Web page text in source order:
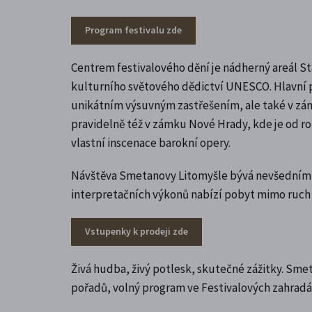
Program festivalu zde
Centrem festivalového dění je nádherný areál
kulturního světového dědictví UNESCO.
unikátním výsuvným zastřešením, ale také v
pravidelně též v zámku Nové Hrady, kde je od
vlastní inscenace barokní opery.
Návštěva Smetanovy Litomyšle bývá
interpretačních výkonů nabízí pobyt mimo
Vstupenky k prodeji zde
Živá hudba, živý potlesk, skutečné zážitky.
pořadů, volný program ve Festivalových